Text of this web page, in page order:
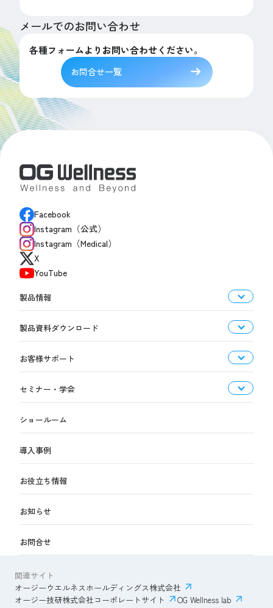
メールでのお問い合わせ
各種フォームよりお問い合わせください。
お問合せ一覧
Facebook
Instagram（公式）
Instagram（Medical）
X
YouTube
製品情報
製品資料ダウンロード
お客様サポート
セミナー・学会
ショールーム
導入事例
お役立ち情報
お知らせ
お問合せ
関連サイト
オージーウエルネスホールディングス株式会社
オージー技研株式会社コーポレートサイト
OG Wellness lab